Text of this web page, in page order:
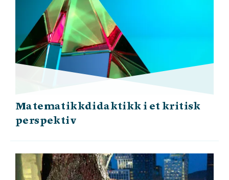
Matematikkdidaktikk i et kritisk
perspektiv